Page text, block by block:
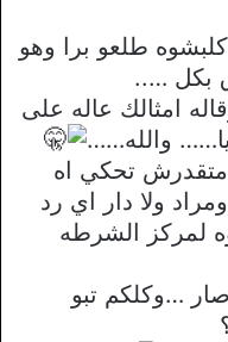
طلعو برا وهو
بكل …..
امثالك عاله على
والله……
متقدرش تحكي اه
ولا دار اي رد
لمركز الشرطه
…وكلكم تبو